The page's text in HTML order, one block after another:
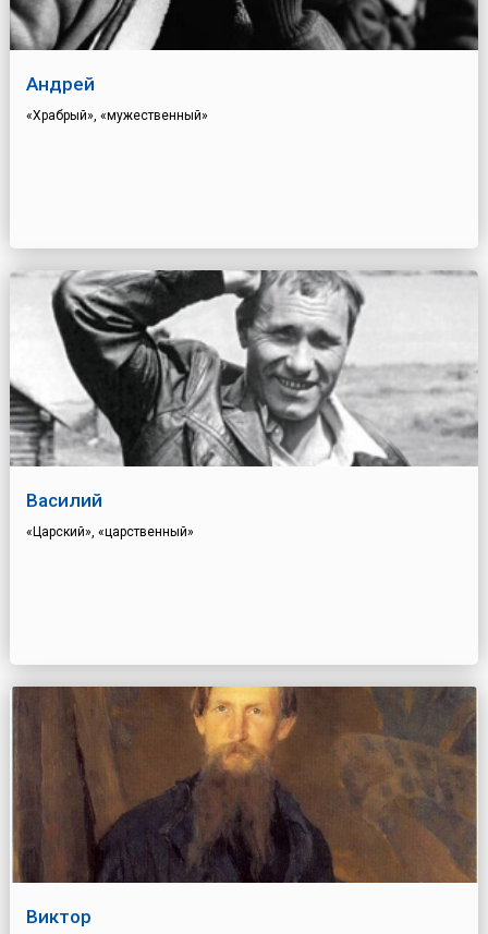
Андрей
«Храбрый», «мужественный»
Василий
«Царский», «царственный»
Виктор